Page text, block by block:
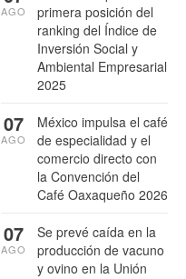
primera posición del
ranking del Índice de
Inversión Social y
Ambiental Empresarial
2025
AGO
México impulsa el café
de especialidad y el
comercio directo con
la Convención del
Café Oaxaqueño 2026
07
AGO
Se prevé caída en la
producción de vacuno
y ovino en la Unión
07
AGO